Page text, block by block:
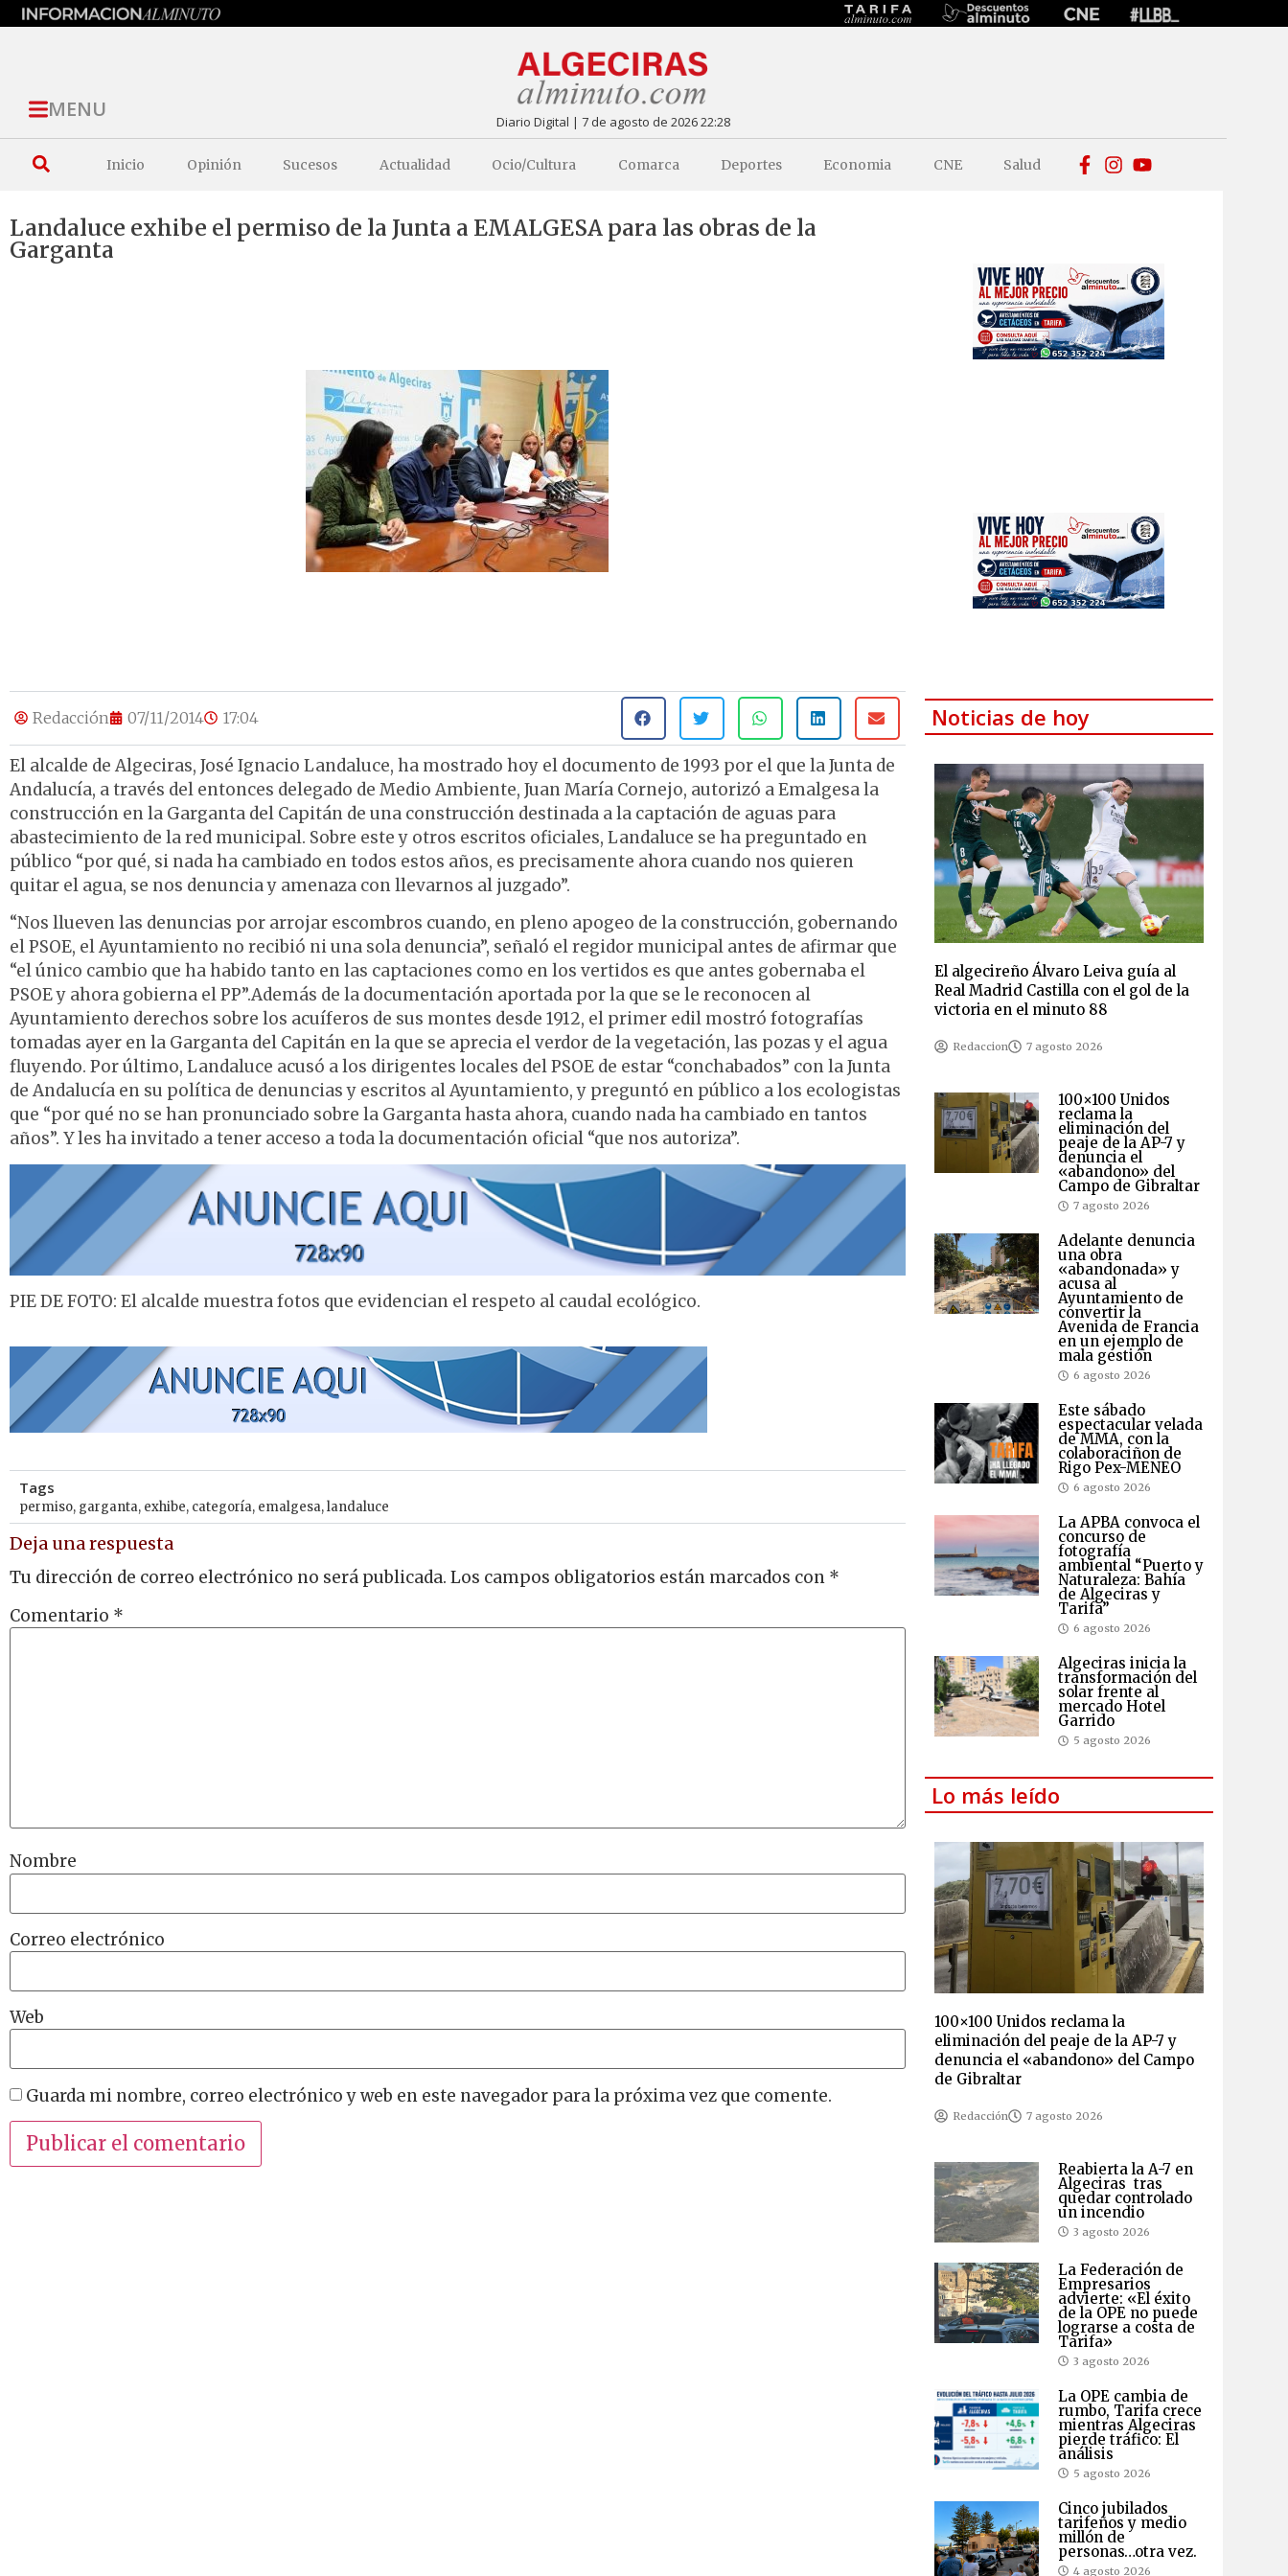
MENU Diario Digital | 7 de agosto de 2026 22:28
Inicio Opinión Sucesos Actualidad Ocio/Cultura Comarca Deportes Economia CNE Salud
Landaluce exhibe el permiso de la Junta a EMALGESA para las obras de la
Garganta
Redacción 07/11/2014 17:04
El alcalde de Algeciras, José Ignacio Landaluce, ha mostrado hoy el documento de 1993 por el que la Junta de
Andalucía, a través del entonces delegado de Medio Ambiente, Juan María Cornejo, autorizó a Emalgesa la
construcción en la Garganta del Capitán de una construcción destinada a la captación de aguas para
abastecimiento de la red municipal. Sobre este y otros escritos oficiales, Landaluce se ha preguntado en
público “por qué, si nada ha cambiado en todos estos años, es precisamente ahora cuando nos quieren
quitar el agua, se nos denuncia y amenaza con llevarnos al juzgado”.
“Nos llueven las denuncias por arrojar escombros cuando, en pleno apogeo de la construcción, gobernando
el PSOE, el Ayuntamiento no recibió ni una sola denuncia”, señaló el regidor municipal antes de afirmar que
“el único cambio que ha habido tanto en las captaciones como en los vertidos es que antes gobernaba el
PSOE y ahora gobierna el PP”.Además de la documentación aportada por la que se le reconocen al
Ayuntamiento derechos sobre los acuíferos de sus montes desde 1912, el primer edil mostró fotografías
tomadas ayer en la Garganta del Capitán en la que se aprecia el verdor de la vegetación, las pozas y el agua
fluyendo. Por último, Landaluce acusó a los dirigentes locales del PSOE de estar “conchabados” con la Junta
de Andalucía en su política de denuncias y escritos al Ayuntamiento, y preguntó en público a los ecologistas
que “por qué no se han pronunciado sobre la Garganta hasta ahora, cuando nada ha cambiado en tantos
años”. Y les ha invitado a tener acceso a toda la documentación oficial “que nos autoriza”.
PIE DE FOTO: El alcalde muestra fotos que evidencian el respeto al caudal ecológico.
Tags
permiso, garganta, exhibe, categoría, emalgesa,landaluce
Deja una respuesta
Tu dirección de correo electrónico no será publicada. Los campos obligatorios están marcados con *
Comentario *
Nombre
Correo electrónico
Web
Guarda mi nombre, correo electrónico y web en este navegador para la próxima vez que comente.
Noticias de hoy
El algecireño Álvaro Leiva guía al
Real Madrid Castilla con el gol de la
victoria en el minuto 88
Redaccion 7 agosto 2026
100×100 Unidos
reclama la
eliminación del
peaje de la AP-7 y
denuncia el
«abandono» del
Campo de Gibraltar
7 agosto 2026
Adelante denuncia
una obra
«abandonada» y
acusa al
Ayuntamiento de
convertir la
Avenida de Francia
en un ejemplo de
mala gestión
6 agosto 2026
Este sábado
espectacular velada
de MMA, con la
colaboraciñon de
Rigo Pex-MENEO
6 agosto 2026
La APBA convoca el
concurso de
fotografía
ambiental “Puerto y
Naturaleza: Bahía
de Algeciras y
Tarifa”
6 agosto 2026
Algeciras inicia la
transformación del
solar frente al
mercado Hotel
Garrido
5 agosto 2026
Lo más leído
100×100 Unidos reclama la
eliminación del peaje de la AP-7 y
denuncia el «abandono» del Campo
de Gibraltar
Redacción 7 agosto 2026
Reabierta la A-7 en
Algeciras tras
quedar controlado
un incendio
3 agosto 2026
La Federación de
Empresarios
advierte: «El éxito
de la OPE no puede
lograrse a costa de
Tarifa»
3 agosto 2026
La OPE cambia de
rumbo, Tarifa crece
mientras Algeciras
pierde tráfico: El
análisis
5 agosto 2026
Cinco jubilados
tarifeños y medio
millón de
personas…otra vez.
4 agosto 2026